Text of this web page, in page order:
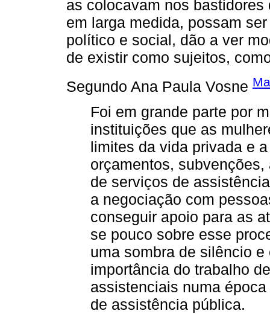
as colocavam nos
em larga medida, possam
político e social, dão a ver
de existir como sujeitos,
Segundo Ana Paula Vosne
Foi em grande parte por
instituições que as
limites da vida privada e
orçamentos,
de serviços de
a negociação com
conseguir apoio para as
se pouco sobre esse
uma sombra de silêncio
importância do trabalho
assistenciais numa
de assistência pública.